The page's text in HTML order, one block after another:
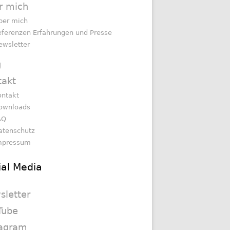
mich
mich
Erfahrungen und Presse
Media